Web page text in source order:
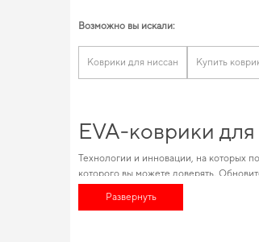
Возможно вы искали:
Коврики для ниссан Купить
EVA-коврики
Технологии и инновации, на которых
которого вы можете доверять.
его ценность на рынке. Позаботьтесь
Развернуть